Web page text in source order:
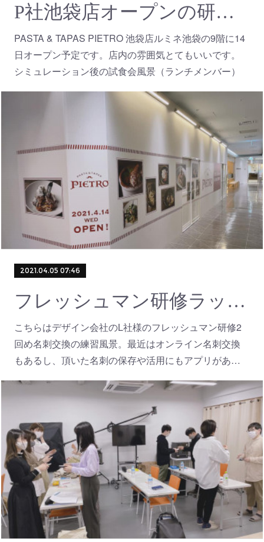
P社池袋店オープンの研修にきています。
PASTA & TAPAS PIETRO 池袋店ルミネ池袋の9階に14
日オープン予定です。店内の雰囲気とてもいいです。
シミュレーション後の試食会風景（ランチメンバー）
2021.04.05 07:46
フレッシュマン研修ラッシュ L社様
こちらはデザイン会社のL社様のフレッシュマン研修2
回め名刺交換の練習風景。最近はオンライン名刺交換
もあるし、頂いた名刺の保存や活用にもアプリがあ…